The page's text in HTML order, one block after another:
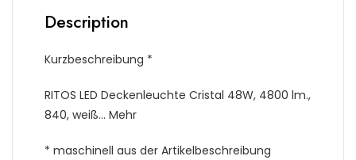
Description
Kurzbeschreibung *
RITOS LED Deckenleuchte Cristal 48W, 4800 lm.,
840, weiß… Mehr
* maschinell aus der Artikelbeschreibung